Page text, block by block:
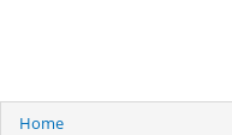
Home